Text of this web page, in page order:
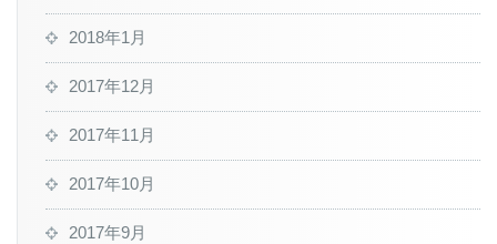
2018年1月
2017年12月
2017年11月
2017年10月
2017年9月